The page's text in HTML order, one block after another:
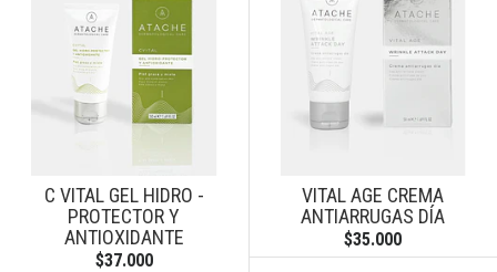
C VITAL GEL HIDRO -
PROTECTOR Y
ANTIOXIDANTE
$37.000
VITAL AGE CREMA
ANTIARRUGAS DÍA
$35.000